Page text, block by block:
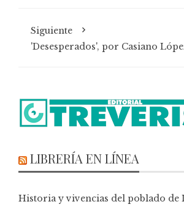
Siguiente
'Desesperados', por Casiano
LIBRERÍA EN LÍNEA
Historia y vivencias del poblado de